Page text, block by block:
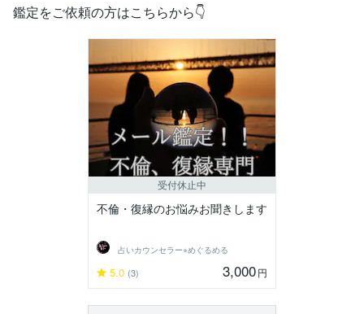
鑑定をご依頼の方はこちらから👇
受付休止中
不倫・復縁のお悩みお聞きします
占いカウンセラー⭐︎めぐるめる
5.0 (3) 3,000円